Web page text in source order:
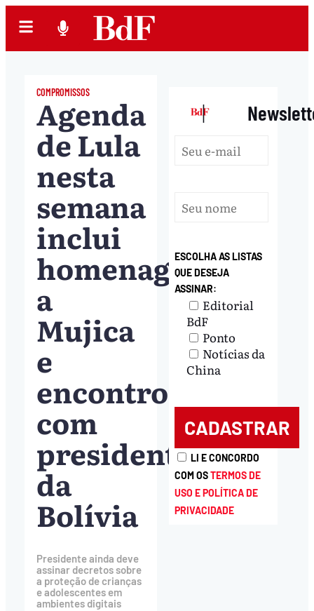
COMPROMISSOS
Agenda
de Lula
nesta
semana
inclui
homenagem
a
Mujica
e
encontro
com
presidente
da
Bolívia
Presidente ainda deve
assinar decretos sobre
a proteção de crianças
e adolescentes em
ambientes digitais
|
ESCOLHA AS LISTAS
QUE DESEJA
ASSINAR:
Editorial
BdF
Ponto
Notícias da
China
LI E CONCORDO
COM OSTERMOS DE
USO E POLÍTICA DE
PRIVACIDADE